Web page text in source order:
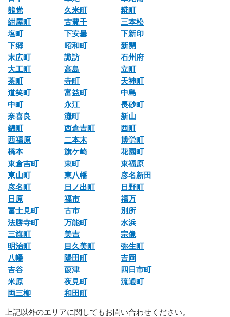
熊党
久米町
糀町
紺屋町
古豊千
三本松
塩町
下安曇
下新印
下郷
昭和町
新開
末広町
諏訪
石州府
大工町
高島
立町
茶町
寺町
天神町
道笑町
富益町
中島
中町
永江
長砂町
奈喜良
灘町
新山
錦町
西倉吉町
西町
西福原
二本木
博労町
橋本
旗ケ崎
花園町
東倉吉町
東町
東福原
東山町
東八幡
彦名新田
彦名町
日ノ出町
日野町
日原
福市
福万
冨士見町
古市
別所
法勝寺町
万能町
水浜
三旗町
美吉
宗像
明治町
目久美町
弥生町
八幡
陽田町
吉岡
吉谷
葭津
四日市町
米原
夜見町
流通町
両三柳
和田町
上記以外のエリアに関してもお問い合わせください。